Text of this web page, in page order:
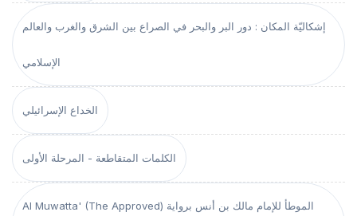
إشكاليّة المكان : دور البر والبحر في الصراع بين الشرق والغرب والعالم
الإسلامي
الخداع الإسرائيلي
الكلمات المتقاطعة - المرحلة الأولى
Al Muwatta' (The Approved) الموطأ للإمام مالك بن أنس برواية